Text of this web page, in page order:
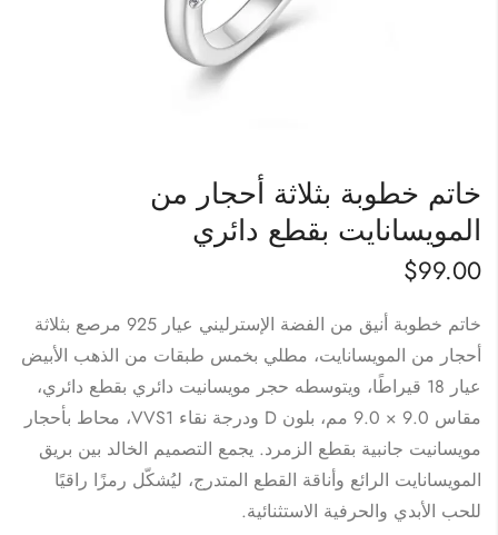
خاتم خطوبة بثلاثة أحجار من
المويسانايت بقطع دائري
$99.00
خاتم خطوبة أنيق من الفضة الإسترليني عيار 925 مرصع بثلاثة
أحجار من المويسانايت، مطلي بخمس طبقات من الذهب الأبيض
عيار 18 قيراطًا، ويتوسطه حجر مويسانيت دائري بقطع دائري،
مقاس 9.0 × 9.0 مم، بلون D ودرجة نقاء VVS1، محاط بأحجار
مويسانيت جانبية بقطع الزمرد. يجمع التصميم الخالد بين بريق
المويسانايت الرائع وأناقة القطع المتدرج، ليُشكّل رمزًا راقيًا
للحب الأبدي والحرفية الاستثنائية.